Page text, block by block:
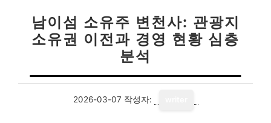
남이섬 소유주 변천사: 관광지
소유권 이전과 경영 현황 심층
분석
2026-03-07 작성자: